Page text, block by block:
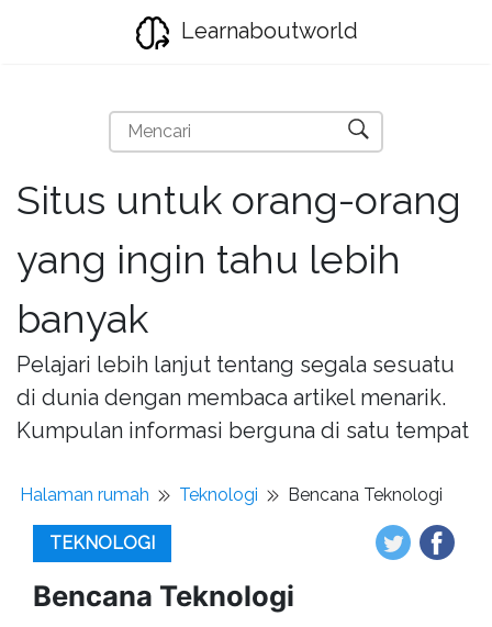
Learnaboutworld
Situs untuk orang-orang
yang ingin tahu lebih
banyak
Pelajari lebih lanjut tentang segala sesuatu
di dunia dengan membaca artikel menarik.
Kumpulan informasi berguna di satu tempat
Halaman rumah Teknologi Bencana Teknologi
TEKNOLOGI
Bencana Teknologi